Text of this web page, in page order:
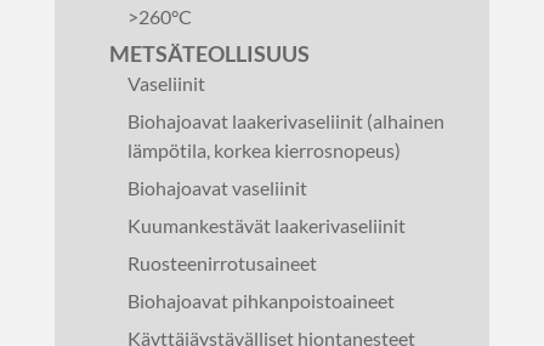
>260°C
METSÄTEOLLISUUS
Vaseliinit
Biohajoavat laakerivaseliinit (alhainen
lämpötila, korkea kierrosnopeus)
Biohajoavat vaseliinit
Kuumankestävät laakerivaseliinit
Ruosteenirrotusaineet
Biohajoavat pihkanpoistoaineet
Käyttäjäystävälliset hiontanesteet